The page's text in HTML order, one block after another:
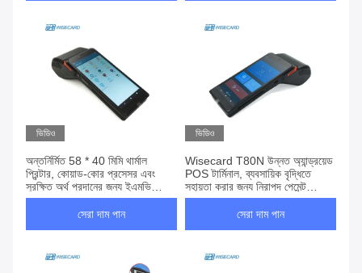
ভিডিও
অন্তর্নির্মিত 58 * 40 মিমি থার্মাল
প্রিন্টার, কোয়াড-কোর প্রসেসর এবং
সুরক্ষিত অর্থ প্রদানের জন্য ইএমভি
প্রযুক্তি সহ অ্যান্ড্রয়েড পিওএস টার্মিনাল
সেরা দাম পান
ভিডিও
Wisecard T80N উন্নত অ্যান্ড্রয়েড
POS টার্মিনাল, ব্যবসায়িক বৃদ্ধিতে
সহায়তা করার জন্য নিরাপদ পেমেন্ট
প্রসেসিং এবং ব্যাপক রিপোর্টিং সরবরাহ
সেরা দাম পান